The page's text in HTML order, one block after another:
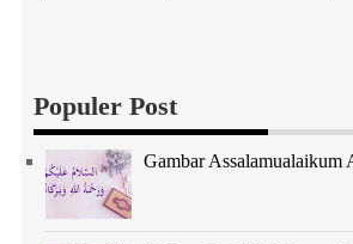
Populer Post
Gambar Assalamualaikum